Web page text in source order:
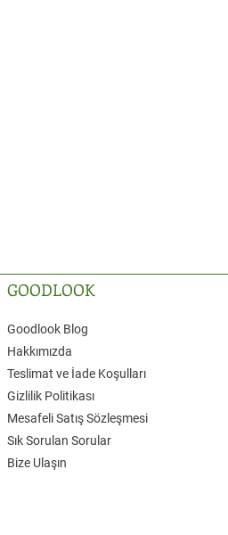
GOODLOOK
Goodlook Blog
Hakkımızda
Teslimat ve İade Koşulları
Gizlilik Politikası
Mesafeli Satış Sözleşmesi
Sık Sorulan Sorular
Bize Ulaşın